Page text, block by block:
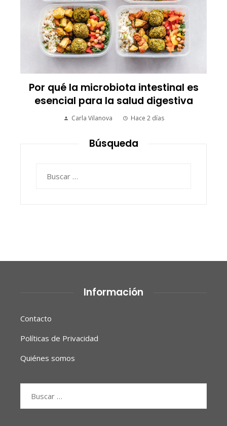
Por qué la microbiota intestinal es
esencial para la salud digestiva
Carla Vilanova Hace 2 días
Búsqueda
Información
Contacto
Políticas de Privacidad
Quiénes somos